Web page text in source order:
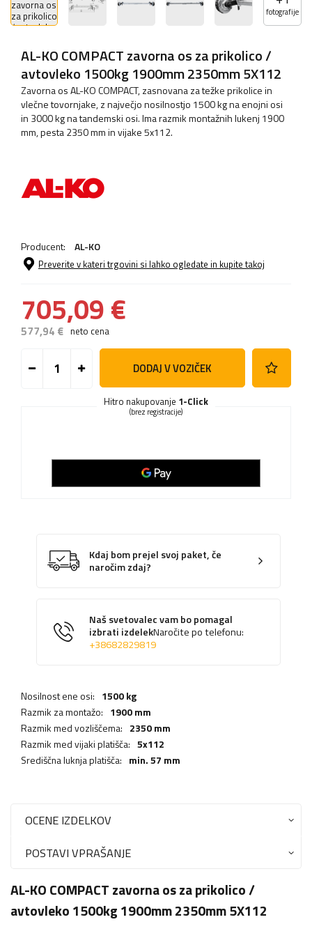
fotografije
AL-KO COMPACT zavorna os za prikolico /
avtovleko 1500kg 1900mm 2350mm 5X112
Zavorna os AL-KO COMPACT, zasnovana za težke prikolice in
vlečne tovornjake, z največjo nosilnostjo 1500 kg na enojni osi
in 3000 kg na tandemski osi. Ima razmik montažnih lukenj 1900
mm, pesta 2350 mm in vijake 5x112.
Producent: AL-KO
Preverite v kateri trgovini si lahko ogledate in kupite takoj
705,09 €
577,94 € neto cena
DODAJ V VOZIČEK
Hitro nakupovanje 1-Click
(brez registracije)
Kdaj bom prejel svoj paket, če
naročim zdaj?
Naš svetovalec vam bo pomagal
izbrati izdelekNaročite po telefonu:
+38682829819
Nosilnost ene osi: 1500 kg
Razmik za montažo: 1900 mm
Razmik med vozliščema: 2350 mm
Razmik med vijaki platišča: 5x112
Središčna luknja platišča: min. 57 mm
OCENE IZDELKOV
POSTAVI VPRAŠANJE
AL-KO COMPACT zavorna os za prikolico /
avtovleko 1500kg 1900mm 2350mm 5X112